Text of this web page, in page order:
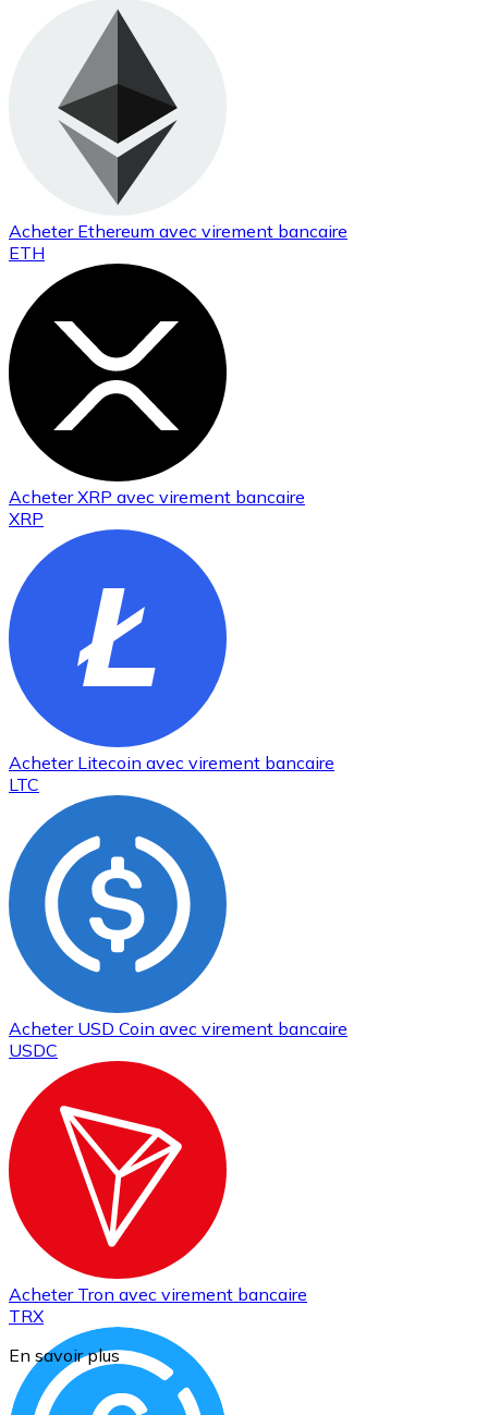
Acheter Ethereum avec virement bancaire
ETH
AcheterXRP avec virement bancaire
XRP
Acheter Litecoin avec virement bancaire
LTC
Acheter USD Coin avec virement bancaire
USDC
Acheter Tron avec virement bancaire
TRX
En savoir plus